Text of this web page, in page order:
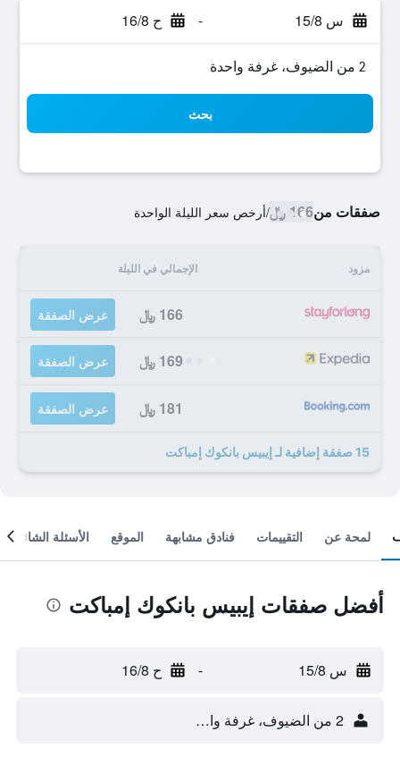
س 15/8 - ح 16/8
2 من الضيوف، غرفة واحدة
بحث
صفقات من166 ﷼ /أرخص سعر الليلة الواحدة
مزود الإجمالي في الليلة
166 ﷼ عرض الصفقة
169 ﷼ عرض الصفقة
181 ﷼ عرض الصفقة
15 صفقة إضافية لـ إيبيس بانكوك إمباكت
لمحة عن التقييمات فنادق مشابهة الموقع الأسئلة الشائعة
أفضل صفقات إيبيس بانكوك إمباكت
س 15/8 - ح 16/8
2 من الضيوف، غرفة واحدة